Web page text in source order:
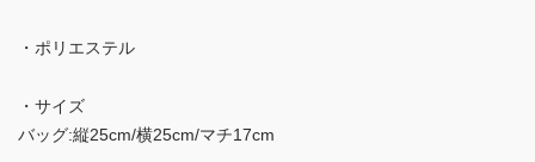
・ポリエステル
・サイズ
バッグ:縦25cm/横25cm/マチ17cm